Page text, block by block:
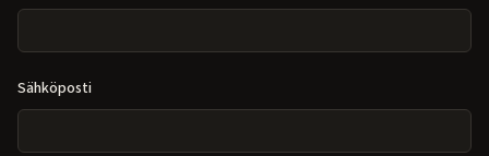
Sähköposti